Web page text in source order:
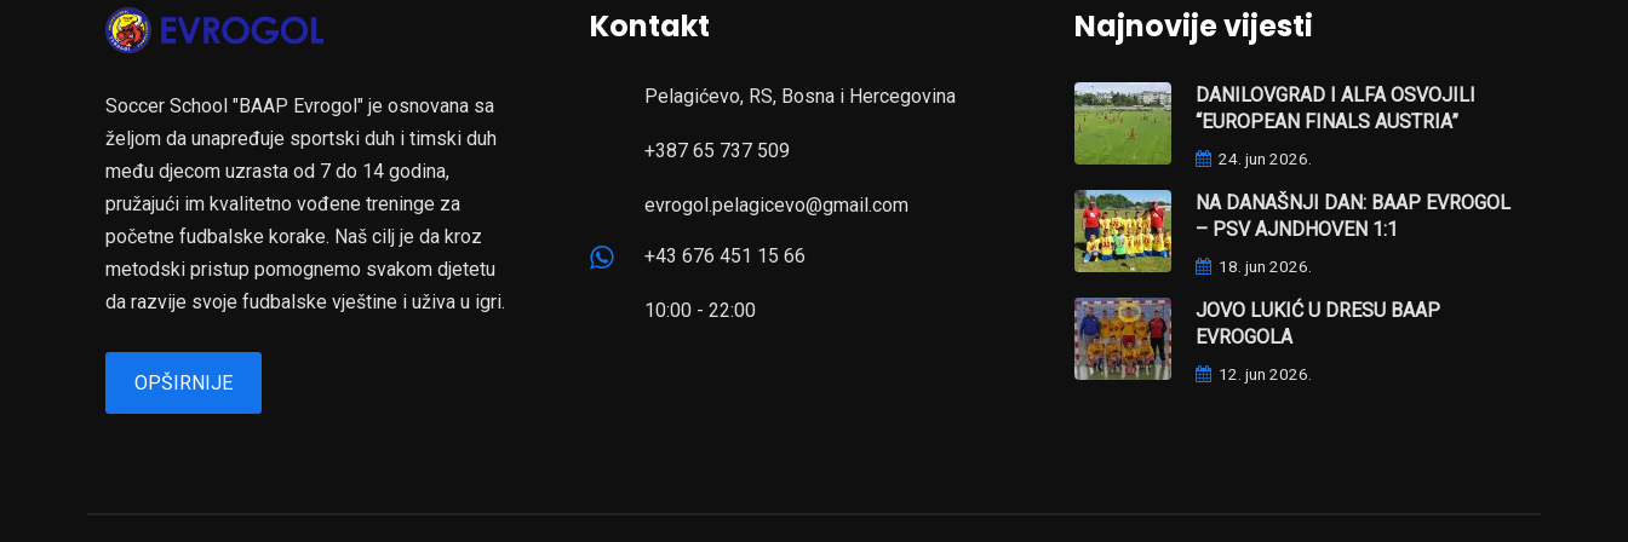
Soccer School "BAAP Evrogol" je osnovana sa
željom da unapređuje sportski duh i timski duh
među djecom uzrasta od 7 do 14 godina,
pružajući im kvalitetno vođene treninge za
početne fudbalske korake. Naš cilj je da kroz
metodski pristup pomognemo svakom djetetu
da razvije svoje fudbalske vještine i uživa u igri.
OPŠIRNIJE
Kontakt
Pelagićevo, RS, Bosna i Hercegovina
+387 65 737 509
evrogol.pelagicevo@gmail.com
+43 676 451 15 66
10:00 - 22:00
Najnovije vijesti
DANILOVGRAD I ALFA OSVOJILI
“EUROPEAN FINALS AUSTRIA”
24. jun 2026.
NA DANAŠNJI DAN: BAAP EVROGOL
– PSV AJNDHOVEN 1:1
18. jun 2026.
JOVO LUKIĆ U DRESU BAAP
EVROGOLA
12. jun 2026.